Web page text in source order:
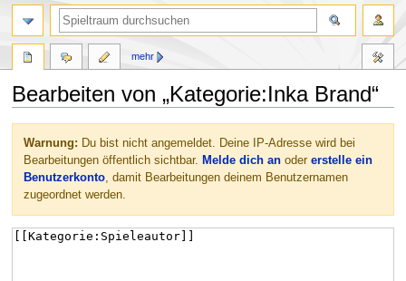
Bearbeiten von „Kategorie:Inka Brand“
Navigation
springen
Suche
springen
Warnung: Du bist nicht angemeldet. Deine IP-Adresse wird bei
Bearbeitungen öffentlich sichtbar.
Melde dich an odererstelle ein
Benutzerkonto , damit Bearbeitungen deinem Benutzernamen
zugeordnet werden.
mehr